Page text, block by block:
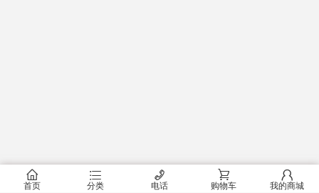
󰂠
首页
󰂦
分类
󰄫
电话
󰂟
购物车
󰂢
我的商城